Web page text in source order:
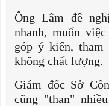
Ông Lâm đề
nhanh, muốn
góp ý kiến, tham
không chất lượng.
Giám đốc Sở
cũng "than"